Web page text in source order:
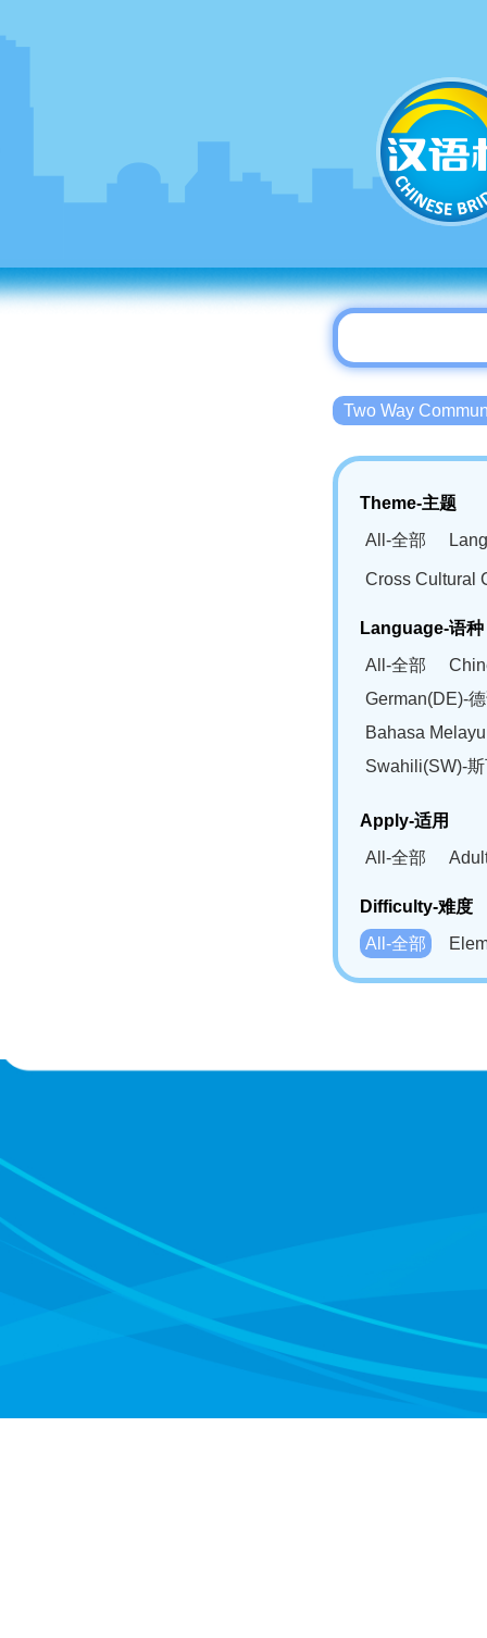
Two Way
Theme-主题
All-全部
Cross Cultural
Language-语种
All-全部
German(DE)-
Bahasa
Swahili(SW)-
Apply-适用
All-全部
Difficulty-难度
All-全部